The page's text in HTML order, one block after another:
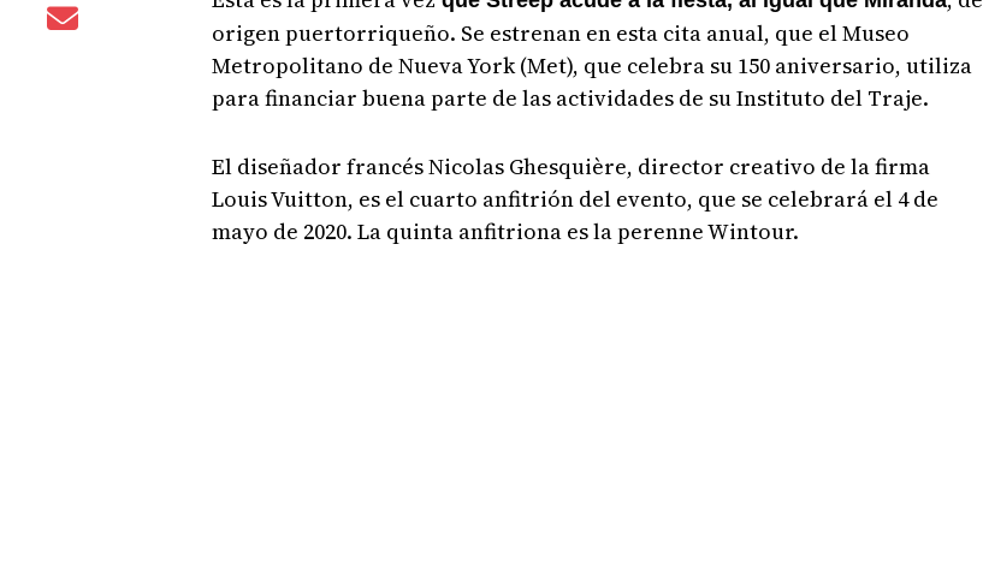
origen puertorriqueño. Se estrenan en esta cita anual, que el Museo
Metropolitano de Nueva York (Met), que celebra su 150 aniversario, utiliza
para financiar buena parte de las actividades de su Instituto del Traje.
El diseñador francés Nicolas Ghesquière, director creativo de la firma
Louis Vuitton, es el cuarto anfitrión del evento, que se celebrará el 4 de
mayo de 2020. La quinta anfitriona es la perenne Wintour.